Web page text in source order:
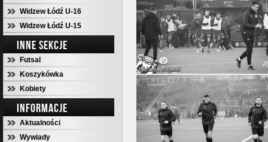
Widzew Łódź U-16
Widzew Łódź U-15
INNE SEKCJE
Futsal
Koszykówka
Kobiety
INFORMACJE
Aktualności
Wywiady